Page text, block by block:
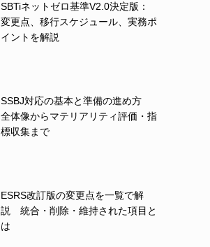
SBTiネットゼロ基準V2.0決定版：
変更点、移行スケジュール、実務ポ
イントを解説
SSBJ対応の基本と準備の進め方
全体像からマテリアリティ評価・指
標収集まで
ESRS改訂版の変更点を一覧で解
説 統合・削除・維持された項目と
は